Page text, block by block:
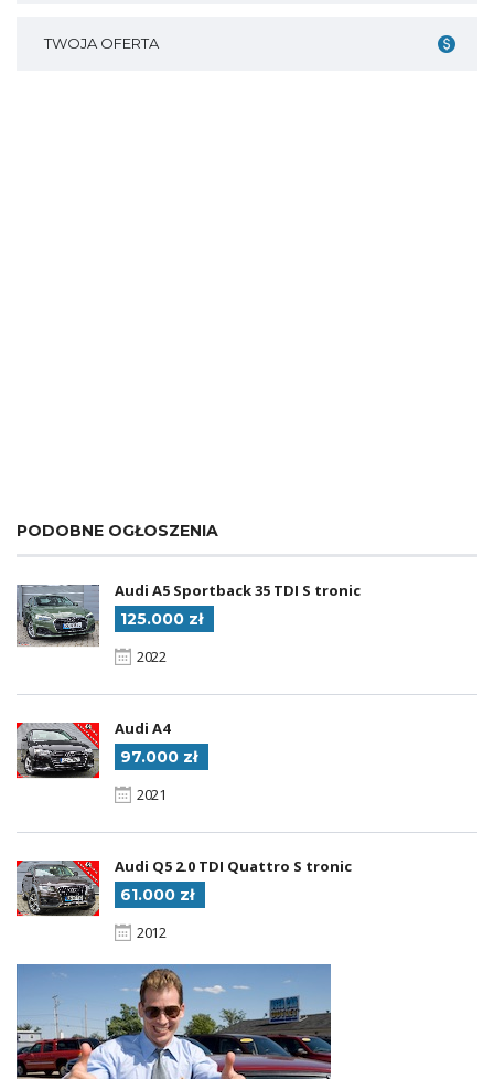
TWOJA OFERTA
PODOBNE OGŁOSZENIA
Audi A5 Sportback 35 TDI S tronic
125.000 zł
2022
Audi A4
97.000 zł
2021
Audi Q5 2.0 TDI Quattro S tronic
61.000 zł
2012